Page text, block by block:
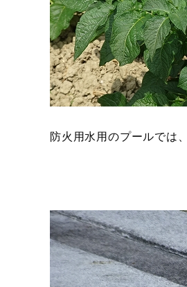
防火用水用のプールでは